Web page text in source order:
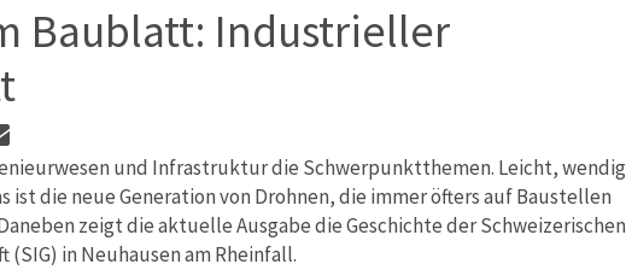
Baublatt: Industrieller
und Infrastruktur die Schwerpunktthemen. Leicht, wendig
ist die neue Generation von Drohnen, die immer öfters auf Baustellen
zeigt die aktuelle Ausgabe die Geschichte der Schweizerischen
in Neuhausen am Rheinfall.